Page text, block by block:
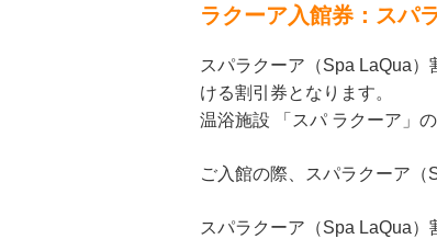
ラクーア入館券：スパ
スパラクーア（Spa LaQua
ける割引券となります。
温浴施設 「スパ ラクーア」
ご入館の際、スパラクーア（
スパラクーア（Spa LaQua）